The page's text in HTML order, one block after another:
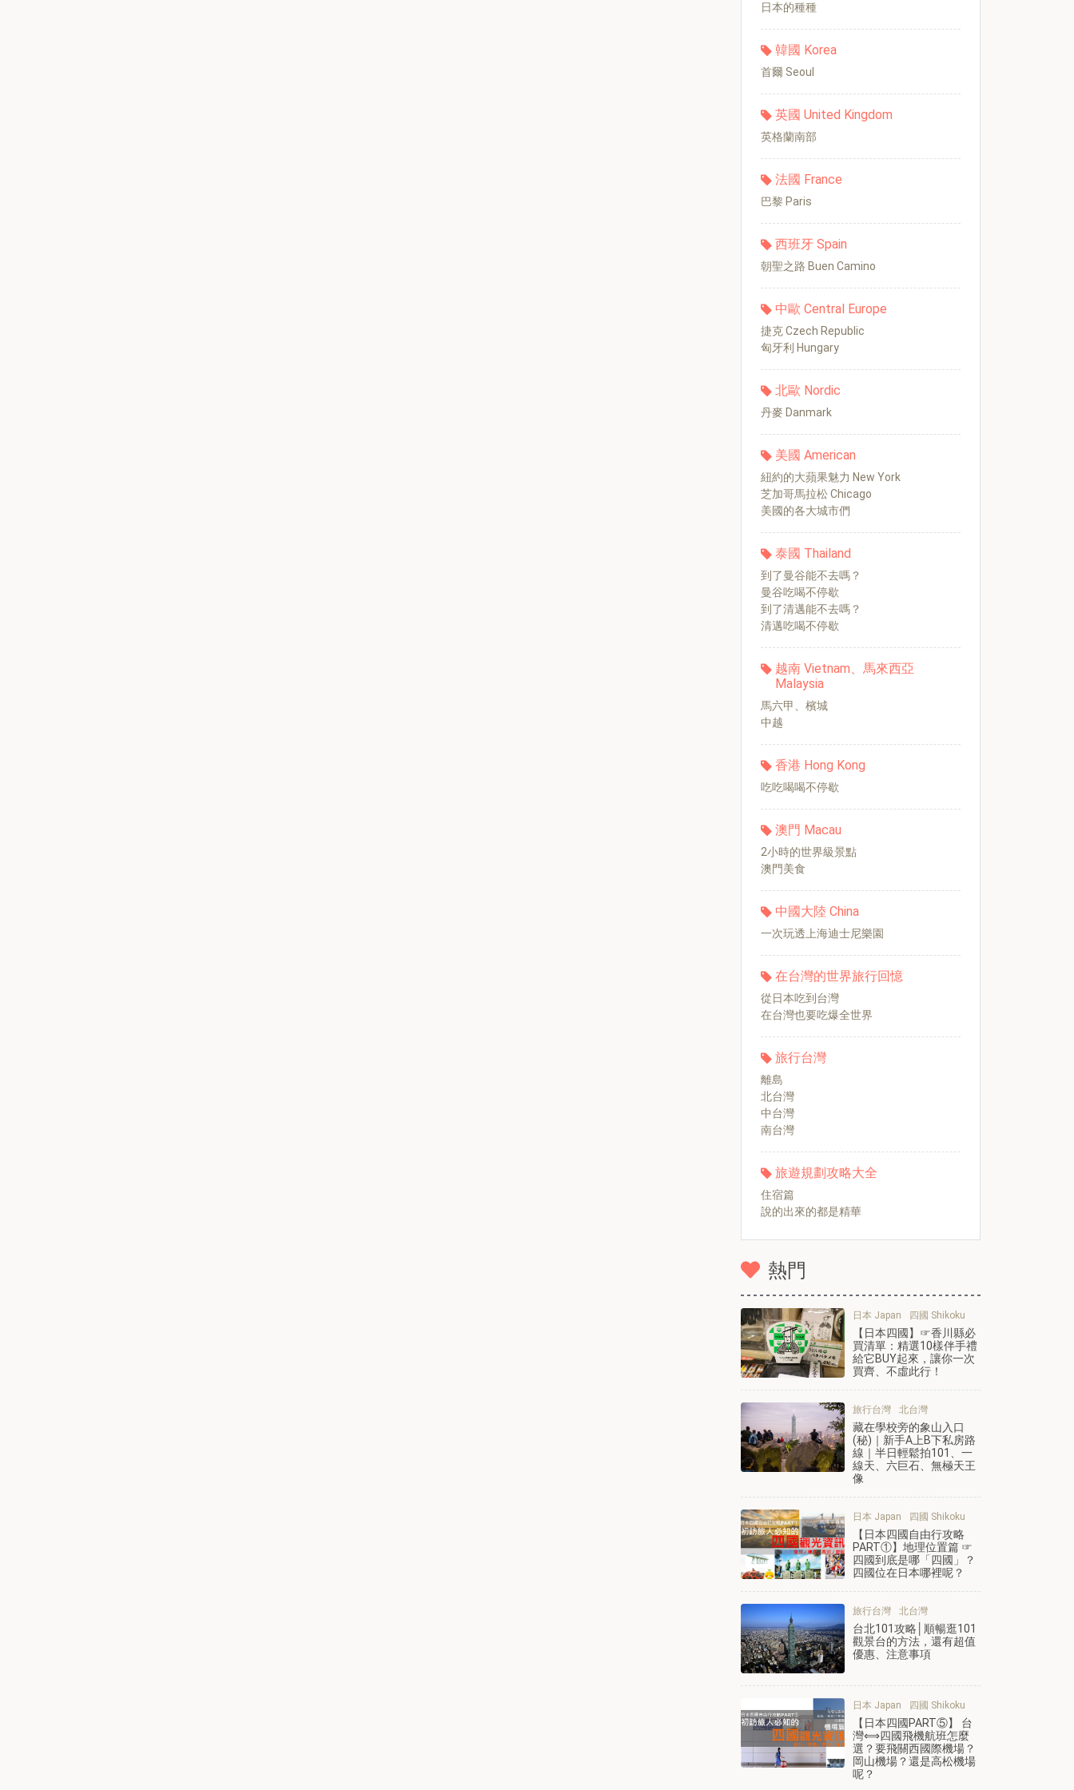
日本的種種
韓國 Korea
首爾 Seoul
英國 United Kingdom
英格蘭南部
法國 France
巴黎 Paris
西班牙 Spain
朝聖之路 Buen Camino
中歐 Central Europe
捷克 Czech Republic
匈牙利 Hungary
北歐 Nordic
丹麥 Danmark
美國 American
紐約的大蘋果魅力 New York
芝加哥馬拉松 Chicago
美國的各大城市們
泰國 Thailand
到了曼谷能不去嗎？
曼谷吃喝不停歇
到了清邁能不去嗎？
清邁吃喝不停歇
越南 Vietnam、馬來西亞
Malaysia
馬六甲、檳城
中越
香港 Hong Kong
吃吃喝喝不停歇
澳門 Macau
2小時的世界級景點
澳門美食
中國大陸 China
一次玩透上海迪士尼樂園
在台灣的世界旅行回憶
從日本吃到台灣
在台灣也要吃爆全世界
旅行台灣
離島
北台灣
中台灣
南台灣
旅遊規劃攻略大全
住宿篇
說的出來的都是精華
熱門
日本 Japan 四國 Shikoku
【日本四國】☞香川縣必
買清單：精選10樣伴手禮
給它BUY起來，讓你一次
買齊、不虛此行！
旅行台灣 北台灣
藏在學校旁的象山入口
(秘)｜新手A上B下私房路
線｜半日輕鬆拍101、一
線天、六巨石、無極天王
像
日本 Japan 四國 Shikoku
【日本四國自由行攻略
PART①】地理位置篇 ☞
四國到底是哪「四國」？
四國位在日本哪裡呢？
旅行台灣 北台灣
台北101攻略│順暢逛101
觀景台的方法，還有超值
優惠、注意事項
日本 Japan 四國 Shikoku
【日本四國PART⑤】 台
灣⟺四國飛機航班怎麼
選？要飛關西國際機場？
岡山機場？還是高松機場
呢？